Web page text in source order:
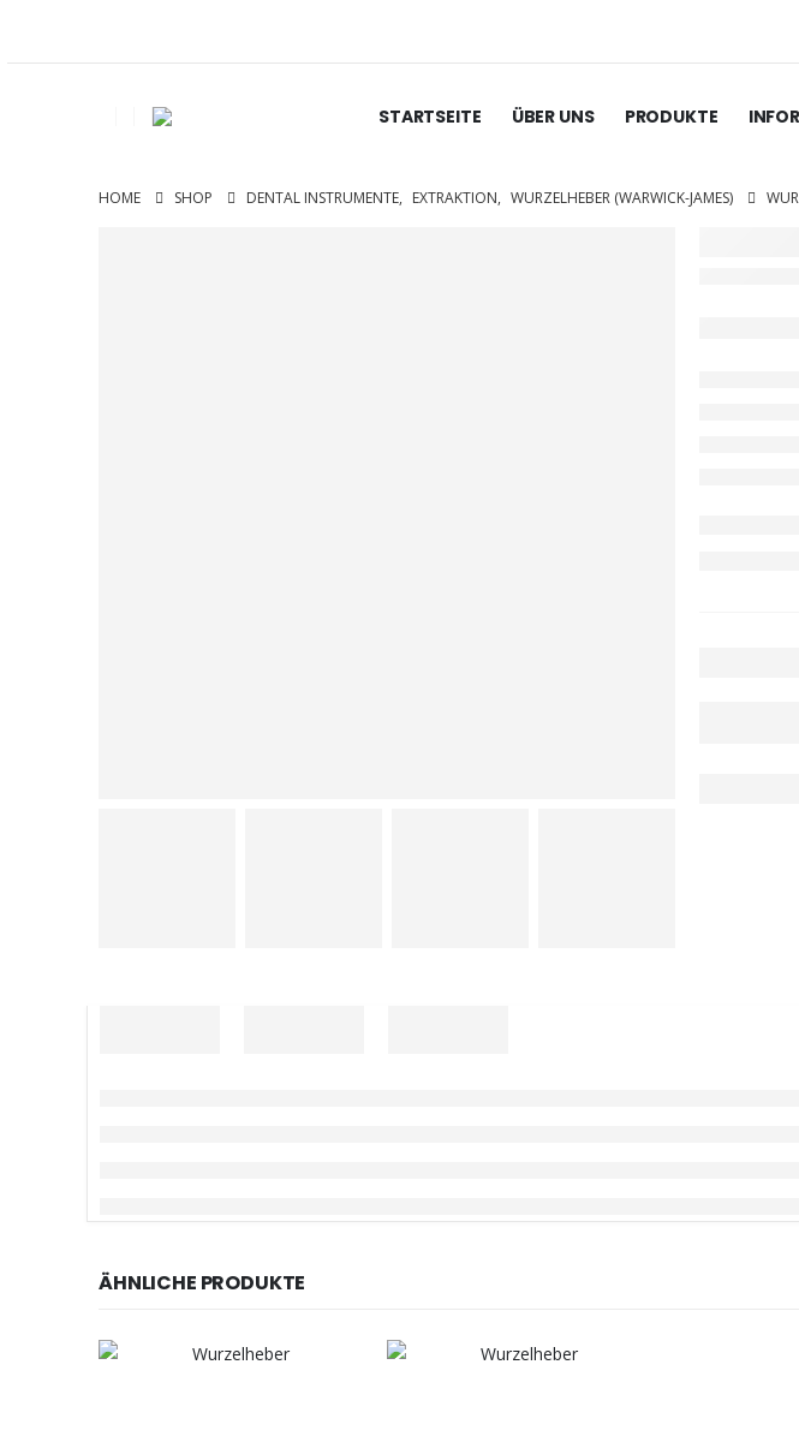
STARTSEITE ÜBER UNS PRODUKTE
HOME SHOP DENTAL INSTRUMENTE, EXTRAKTION, WURZELHEBER (WARWICK-JAMES)
ÄHNLICHE PRODUKTE